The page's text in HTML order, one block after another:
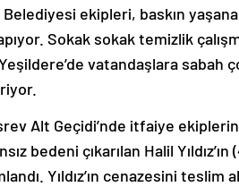
Belediyesi ekipleri, baskın
Sokak sokak temizlik
vatandaşlara sabah
Alt Geçidi’nde itfaiye
bedeni çıkarılan Halil
Yıldız’ın cenazesini teslim